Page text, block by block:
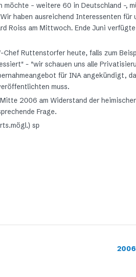
– weitere 60 in Deutschland -,
haben ausreichend Interessenten für
Roiss am Mittwoch. Ende Juni
Ruttenstorfer heute, falls zum
– "wir schauen uns alle
für INA angekündigt,
muss.
2006 am Widerstand der
Frage.
sp
2006